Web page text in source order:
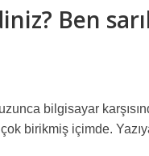
Ben
bilgisayar
birikmiş içimde.